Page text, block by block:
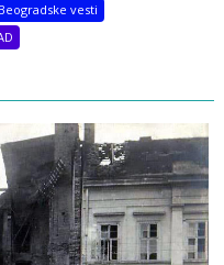
Beogradske vesti